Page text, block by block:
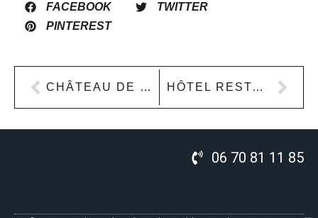
FACEBOOK
TWITTER
PINTEREST
CHÂTEAU DE LA FERTÉ-SAINT-AUBIN HÔTEL RESTAURANT LE BATACLAN AURON
06 70 81 11 85